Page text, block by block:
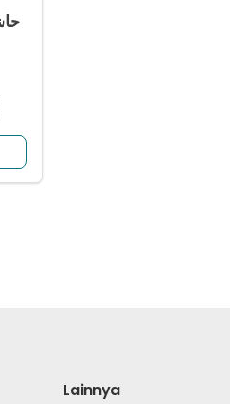
Lainnya